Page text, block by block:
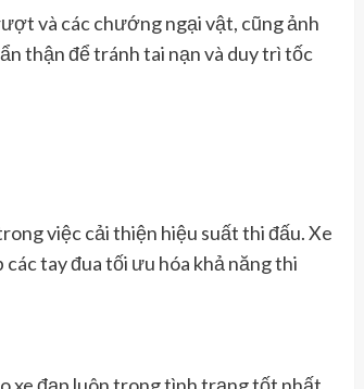
và các chướng ngại vật, cũng ảnh
thận để tránh tai nạn và duy trì tốc
việc cải thiện hiệu suất thi đấu. Xe
tay đua tối ưu hóa khả năng thi